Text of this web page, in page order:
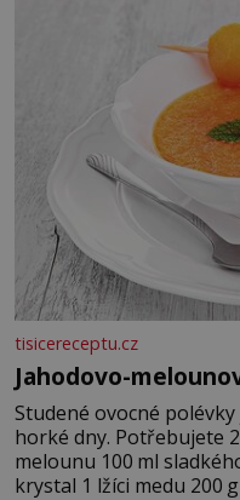
tisicereceptu.cz
Jahodovo-
Studené ovocné
horké dny. Potřebujete 200 g jahod 600 g žlutého
melounu 100 ml
krystal 1 lžíci medu 200